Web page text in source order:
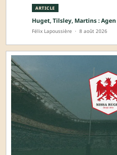
ARTICLE
Huget, Tilsley, Martins :
Félix Lapoussière · 8 août 2026